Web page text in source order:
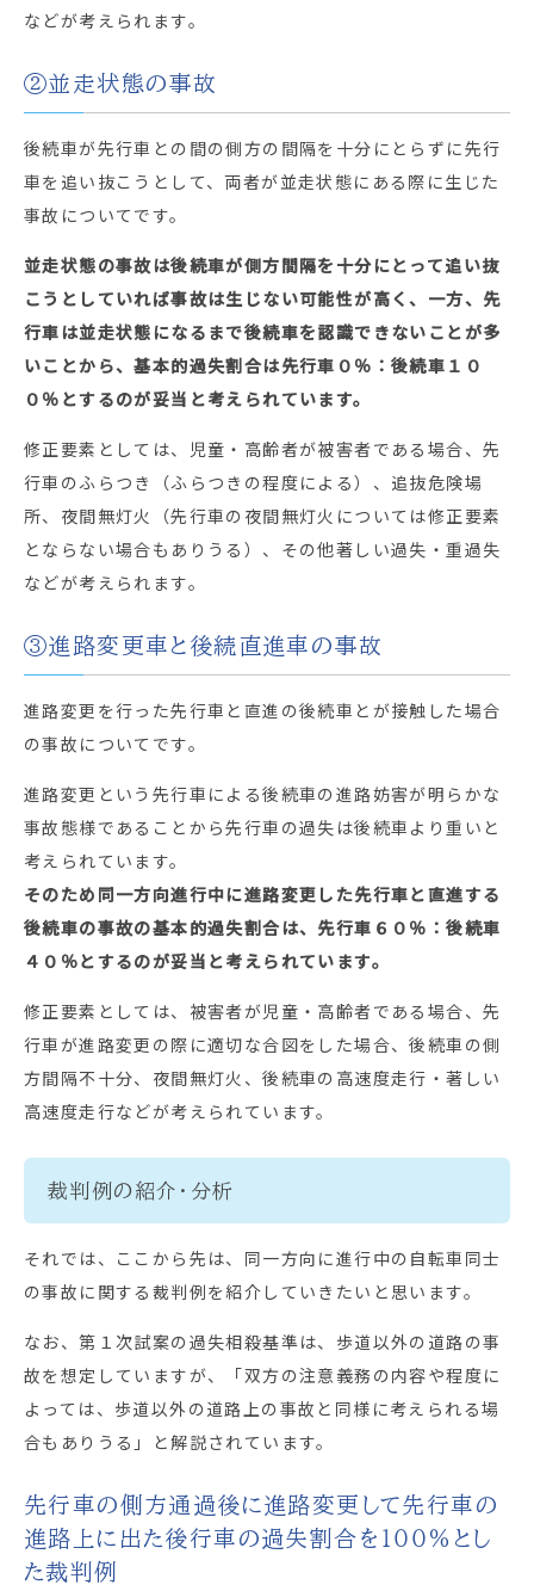
などが考えられます。
②並走状態の事故
後続車が先行車との間の側方の間隔を十分にとらずに先行
車を追い抜こうとして、両者が並走状態にある際に生じた
事故についてです。
並走状態の事故は後続車が側方間隔を十分にとって追い抜
こうとしていれば事故は生じない可能性が高く、一方、先
行車は並走状態になるまで後続車を認識できないことが多
いことから、基本的過失割合は先行車０％：後続車１０
０％ とするのが妥当と考えられています。
修正要素としては、児童・高齢者が被害者である場合、先
行車のふらつき（ふらつきの程度による）、追抜危険場
所、夜間無灯火（先行車の夜間無灯火については修正要素
とならない場合もありうる）、その他著しい過失・重過失
などが考えられます。
③進路変更車と後続直進車の事故
進路変更を行った先行車と直進の後続車とが接触した場合
の事故についてです。
進路変更という先行車による後続車の進路妨害が明らかな
事故態様であることから先行車の過失は後続車より重いと
考えられています。
そのため同一方向進行中に進路変更した先行車と直進する
後続車の事故の基本的過失割合は、先行車６０％：後続車
４０％とするのが妥当と考えられています。
修正要素としては、被害者が児童・高齢者である場合、先
行車が進路変更の際に適切な合図をした場合、後続車の側
方間隔不十分、夜間無灯火、後続車の高速度走行・著しい
高速度走行などが考えられています。
裁判例の紹介・分析
それでは、ここから先は、同一方向に進行中の自転車同士
の事故に関する裁判例を紹介していきたいと思います。
なお、第１次試案の過失相殺基準は、歩道以外の道路の事
故を想定していますが、「双方の注意義務の内容や程度に
よっては、歩道以外の道路上の事故と同様に考えられる場
合もありうる」と解説されています。
先行車の側方通過後に進路変更して先行車の
進路上に出た後行車の過失割合を１００％とし
た裁判例